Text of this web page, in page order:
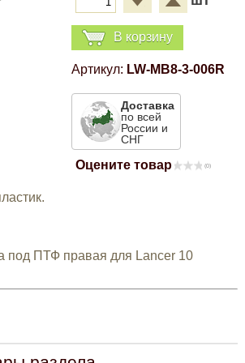
В корзину
Артикул: LW-MB8-3-006R
Доставка
по всей
России и
СНГ
Оцените товар (0)
под ПТФ правая для Lancer 10
фитинги Poliext
акриловые
на холодильник